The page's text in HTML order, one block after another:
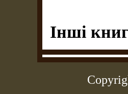
Інші